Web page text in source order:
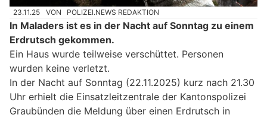
23.11.25 VON POLIZEI.NEWS REDAKTION
In Maladers ist es in der Nacht auf Sonntag zu einem
Erdrutsch gekommen.
Ein Haus wurde teilweise verschüttet. Personen
wurden keine verletzt.
In der Nacht auf Sonntag (22.11.2025) kurz nach 21.30
Uhr erhielt die Einsatzleitzentrale der Kantonspolizei
Graubünden die Meldung über einen Erdrutsch in